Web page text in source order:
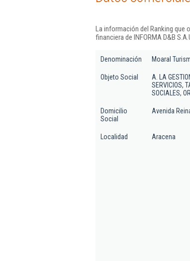
La información del Ranking que
financiera de INFORMA D&B
Denominación Moaral
Objeto Social
A. LA
SERVICIOS,
SOCIALES,
Domicilio
Social
Avenida
Localidad Aracena